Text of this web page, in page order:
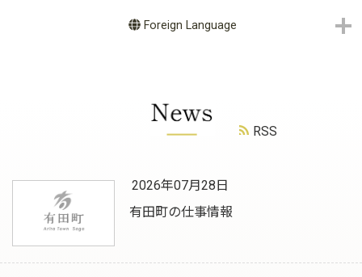
Foreign Language
RSS
2026年07月28日
有田町の仕事情報